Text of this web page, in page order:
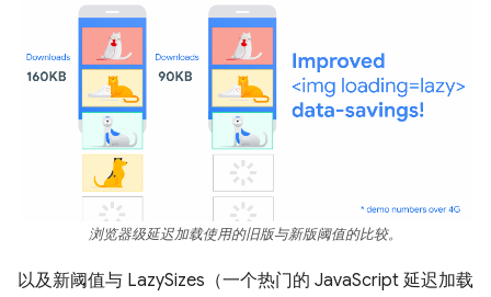
浏览器级延迟加载使用的旧版与新版阈值的比较。
以及新阈值与 LazySizes（一个热门的 JavaScript 延迟加载